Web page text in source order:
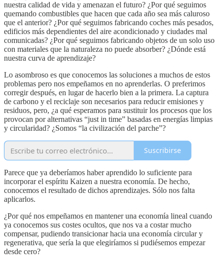
nuestra calidad de vida y amenazan el futuro? ¿Por qué seguimos
quemando combustibles que hacen que cada año sea más caluroso
que el anterior? ¿Por qué seguimos fabricando coches más pesados,
edificios más dependientes del aire acondicionado y ciudades mal
comunicadas? ¿Por qué seguimos fabricando objetos de un solo uso
con materiales que la naturaleza no puede absorber? ¿Dónde está
nuestra curva de aprendizaje?
Lo asombroso es que conocemos las soluciones a muchos de estos
problemas pero nos empeñamos en no aprenderlas. O preferimos
corregir después, en lugar de hacerlo bien a la primera. La captura
de carbono y el reciclaje son necesarios para reducir emisiones y
residuos, pero, ¿a qué esperamos para sustituir los procesos que los
provocan por alternativas “just in time” basadas en energías limpias
y circularidad? ¿Somos “la civilización del parche”?
Suscribirse
Parece que ya deberíamos haber aprendido lo suficiente para
incorporar el espíritu Kaizen a nuestra economía. De hecho,
conocemos el resultado de dichos aprendizajes. Sólo nos falta
aplicarlos.
¿Por qué nos empeñamos en mantener una economía lineal cuando
ya conocemos sus costes ocultos, que nos va a costar mucho
compensar, pudiendo transicionar hacia una economía circular y
regenerativa, que sería la que elegiríamos si pudiésemos empezar
desde cero?